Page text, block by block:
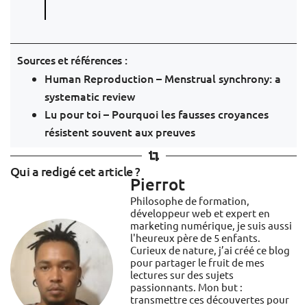
Sources et références :
Human Reproduction – Menstrual synchrony: a
systematic review
Lu pour toi – Pourquoi les fausses croyances
résistent souvent aux preuves
Qui a redigé cet article ?
Pierrot
Philosophe de formation,
développeur web et expert en
marketing numérique, je suis aussi
l'heureux père de 5 enfants.
Curieux de nature, j’ai créé ce blog
pour partager le fruit de mes
lectures sur des sujets
passionnants. Mon but :
transmettre ces découvertes pour